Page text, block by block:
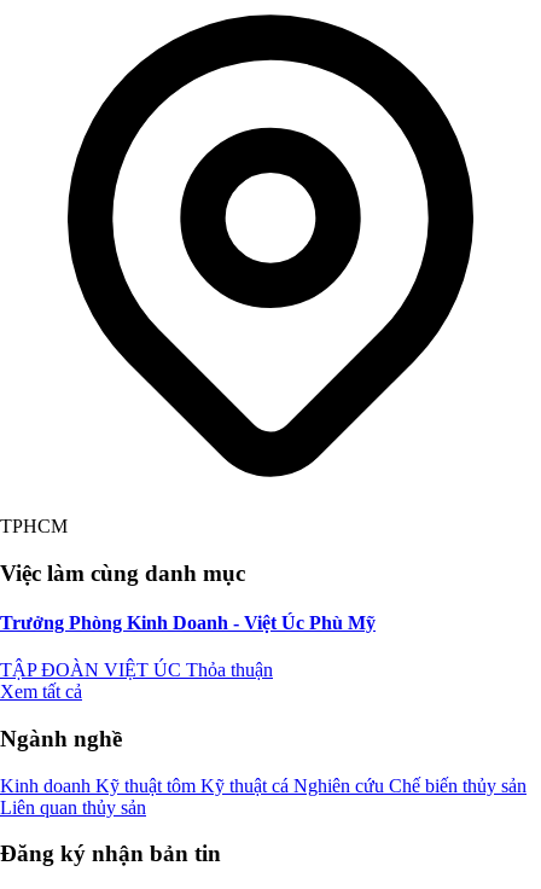
TPHCM
Việc làm cùng danh mục
Trưởng Phòng Kinh Doanh - Việt Úc Phù Mỹ
TẬP ĐOÀN VIỆT ÚC Thỏa thuận
Xem tất cả
Ngành nghề
Kinh doanh Kỹ thuật tôm Kỹ thuật cá Nghiên cứu Chế biến thủy sản
Liên quan thủy sản
Đăng ký nhận bản tin